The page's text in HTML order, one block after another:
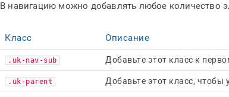
В навигацию можно добавлять любое количество
Класс Описание
.uk-nav-sub Добавьте этот класс к
.uk-parent Добавьте этот класс, чтобы